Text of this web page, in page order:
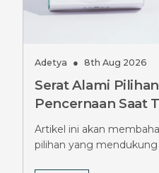
Adetya ● 8th Aug 2026
Serat Alami
Pencernaan Saat
Pilihannya
Artikel ini akan
pilihan yang